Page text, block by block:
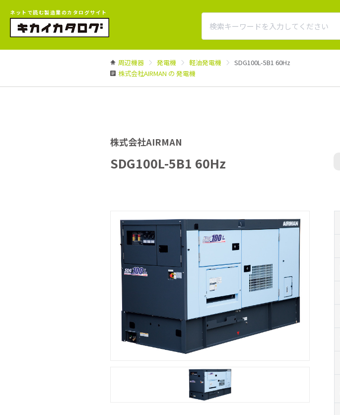
ネットで読む製造業のカタログサイト
周辺機器 発電機 軽油発電機
SDG100L-5B1 60Hz
株式会社AIRMAN の 発電機
株式会社AIRMAN
SDG100L-5B1 60Hz